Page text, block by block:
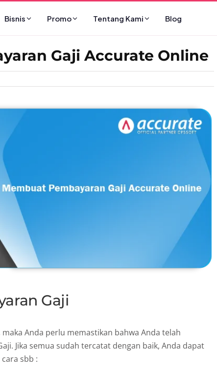
Bisnis Promo Tentang Kami Blog
Gaji Accurate Online
Gaji
Anda perlu memastikan bahwa Anda telah
Jika semua sudah tercatat dengan baik, Anda dapat
sbb :